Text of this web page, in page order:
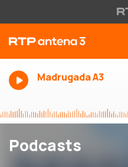
Madrugada A3
Podcasts